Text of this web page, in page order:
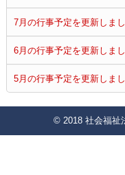
7月の行事予定を更新しまし
6月の行事予定を更新しまし
5月の行事予定を更新しまし
© 2018 社会福